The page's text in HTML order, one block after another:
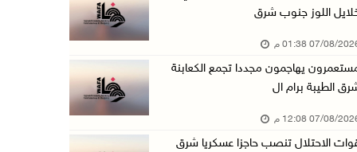
الذهب يتجه لأفضل أداء أسبوعي منذ كانون الثاني
قوات الاحتلال تنصب حاجزا عسكريا شرق بيت لحم
مستعمرون بحماية قوات الاحتلال يقتحمون برك سلي ...
اللوز جنوب شرق
08/2026 01:38 م
يهاجمون مجددا تجمع الكعابنة
الطيبة برام ال
08/2026 12:08 م
الاحتلال تنصب حاجزا عسكريا شرق